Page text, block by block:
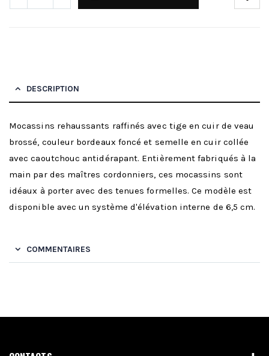
DESCRIPTION
Mocassins rehaussants raffinés avec tige en cuir de veau
brossé, couleur bordeaux foncé et semelle en cuir collée
avec caoutchouc antidérapant. Entièrement fabriqués à la
main par des maîtres cordonniers, ces mocassins sont
idéaux à porter avec des tenues formelles. Ce modèle est
disponible avec un système d'élévation interne de 6,5 cm.
COMMENTAIRES